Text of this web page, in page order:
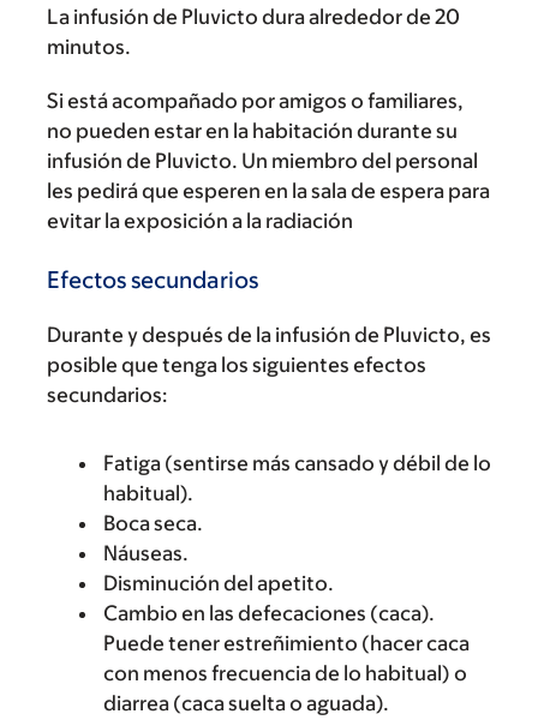
La infusión de Pluvicto dura alrededor de 20
minutos.
Si está acompañado por amigos o familiares,
no pueden estar en la habitación durante su
infusión de Pluvicto. Un miembro del personal
les pedirá que esperen en la sala de espera para
evitar la exposición a la radiación
Efectos secundarios
Durante y después de la infusión de Pluvicto, es
posible que tenga los siguientes efectos
secundarios:
Fatiga (sentirse más cansado y débil de lo
habitual).
Boca seca.
Náuseas.
Disminución del apetito.
Cambio en las defecaciones (caca).
Puede tener estreñimiento (hacer caca
con menos frecuencia de lo habitual) o
diarrea (caca suelta o aguada).